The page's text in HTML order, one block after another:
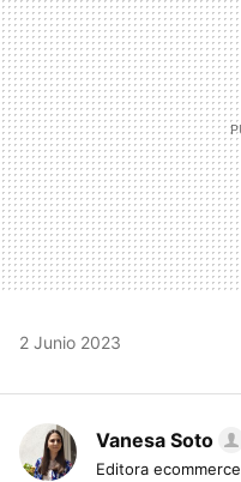
2 Junio 2023
Vanesa Soto
Editora ecommerce